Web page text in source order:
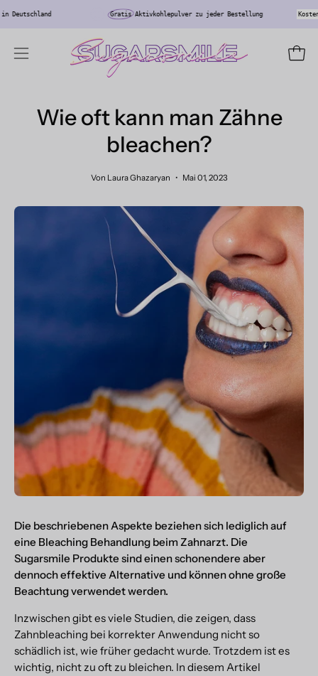
Inhalt
Versand in Deutschland GratisAktivkohlepulver zu jeder Bestellung
Navigationsmenü
Wie oft kann man Zähne
bleachen?
Von Laura Ghazaryan Mai 01, 2023
Die beschriebenen Aspekte beziehen sich lediglich auf
eine Bleaching Behandlung beim Zahnarzt. Die
Sugarsmile Produkte sind einen schonendere aber
dennoch effektive Alternative und können ohne große
Beachtung verwendet werden.
Inzwischen gibt es viele Studien, die zeigen, dass
Zahnbleaching bei korrekter Anwendung nicht so
schädlich ist, wie früher gedacht wurde. Trotzdem ist es
wichtig, nicht zu oft zu bleichen. In diesem Artikel